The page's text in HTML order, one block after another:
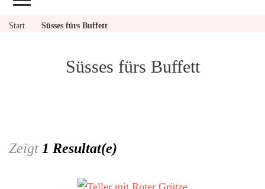
Start Süsses fürs Buffett
Süsses fürs Buffett
Zeigt 1 Resultat(e)